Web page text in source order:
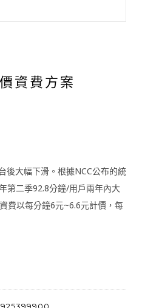
資費方案
後大幅下滑。根據NCC公布的統
第二季92.8分鐘/用戶兩年內大
費以每分鐘6元~6.6元計價，每